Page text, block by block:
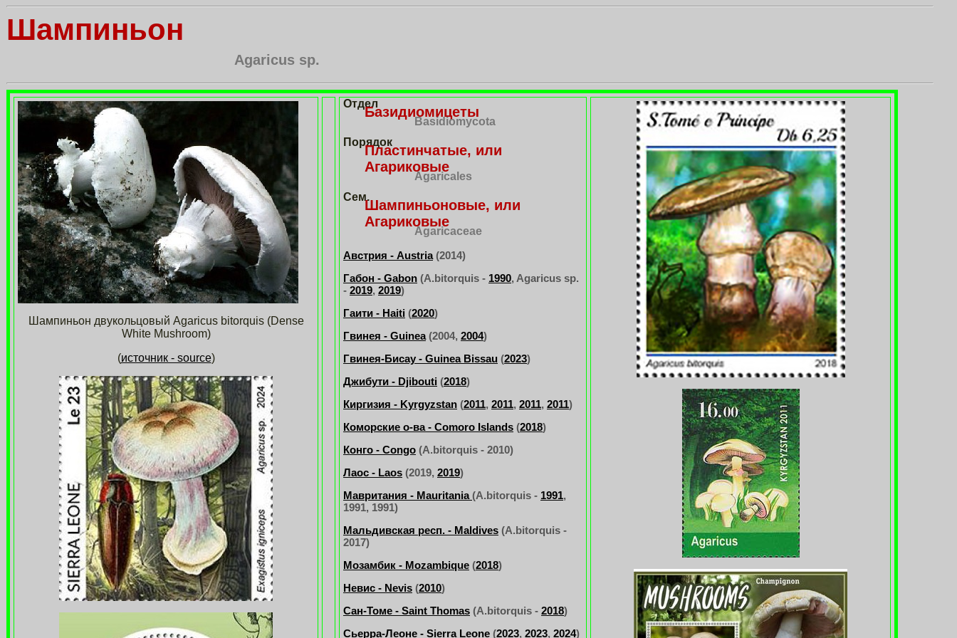
Шампиньон
Agaricus sp.
Шампиньон двукольцовый Agaricus bitorquis (Dense
White Mushroom)
(источник - source)
Отдел
Базидиомицеты
Basidiomycota
Порядок
Пластинчатые, или
Агариковые
Agaricales
Сем.
Шампиньоновые, или
Агариковые
Agaricaceae
Австрия - Austria(2014)
Габон - Gabon (A.bitorquis - 1990, Agaricus sp.
- 2019, 2019)
Гаити - Haiti (2020)
Гвинея - Guinea(2004, 2004)
Гвинея-Бисау - Guinea Bissau (2023)
Джибути - Djibouti (2018)
Киргизия - Kyrgyzstan (2011, 2011, 2011, 2011)
Коморские о-ва - Comoro Islands (2018)
Конго - Congo (A.bitorquis - 2010)
Лаос - Laos (2019, 2019)
Мавритания - Mauritania(A.bitorquis - 1991,
1991, 1991)
Мальдивская респ. - Maldives (A.bitorquis -
2017)
Мозамбик - Mozambique (2018)
Невис - Nevis (2010)
Сан-Томе - Saint Thomas (A.bitorquis - 2018)
Сьерра-Леоне - Sierra Leone (2023, 2023, 2024)